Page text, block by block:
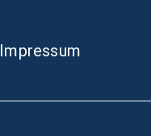
Impressum